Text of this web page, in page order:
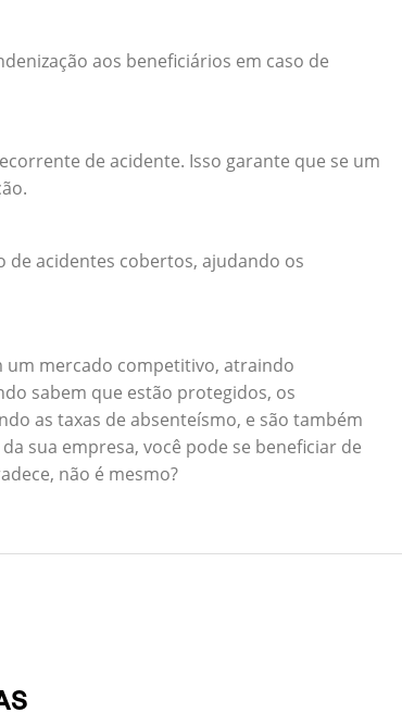
aos beneficiários em caso de
de acidente. Isso garante que se um
de acidentes cobertos, ajudando os
um mercado competitivo, atraindo
sabem que estão protegidos, os
as taxas de absenteísmo, e são também
sua empresa, você pode se beneficiar de
não é mesmo?